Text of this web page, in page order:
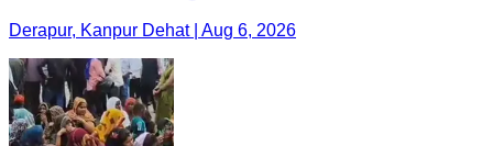
Derapur, Kanpur Dehat | Aug 6, 2026